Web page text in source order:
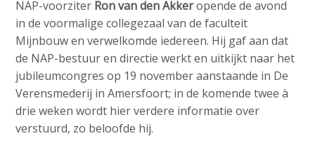
e
n
t
NAP-voorziter Ron van den Akkeropende de avond
in de voormalige collegezaal van de faculteit
Mijnbouw en verwelkomde iedereen. Hij gaf aan dat
de NAP-bestuur en directie werkt en uitkijkt naar het
jubileumcongres op 19 november aanstaande in De
Verensmederij in Amersfoort; in de komende twee à
drie weken wordt hier verdere informatie over
verstuurd, zo beloofde hij.